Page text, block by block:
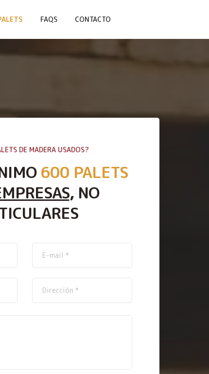
FAQS CONTACTO
DE MADERA USADOS?
600 PALETS
, NO